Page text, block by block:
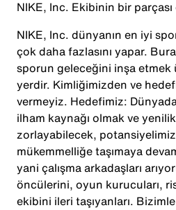
NIKE, Inc. Ekibinin bir parçası
NIKE, Inc. dünyanın en iyi
çok daha fazlasını yapar.
sporun geleceğini inşa etmek
yerdir. Kimliğimizden ve
vermeyiz. Hedefimiz:
ilham kaynağı olmak ve
zorlayabilecek,
mükemmelliğe taşımaya
yani çalışma arkadaşları
öncülerini, oyun kurucuları,
ekibini ileri taşıyanları.